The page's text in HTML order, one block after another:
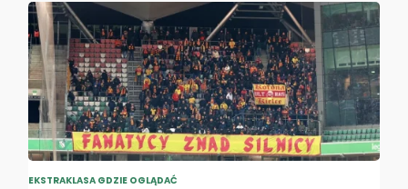
EKSTRAKLASA GDZIE OGLĄDAĆ